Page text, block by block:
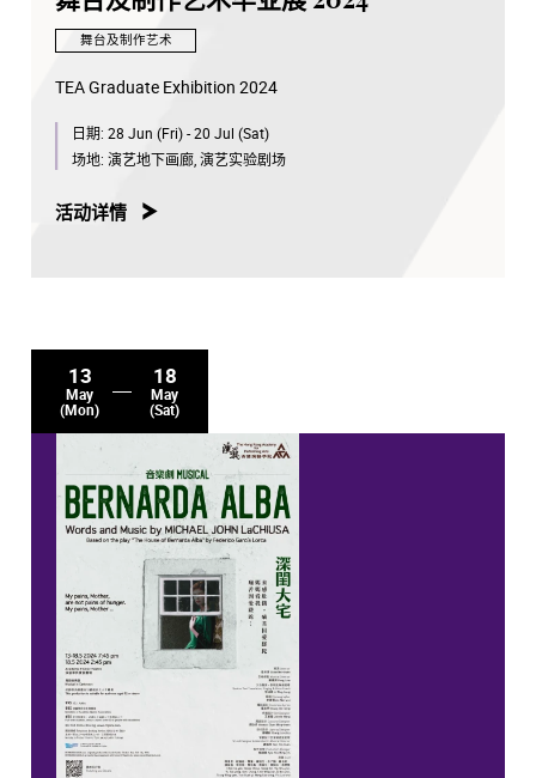
舞台及制作艺术
TEA Graduate Exhibition 2024
日期: 28 Jun (Fri) - 20 Jul (Sat)
场地: 演艺地下画廊, 演艺实验剧场
活动详情
13
May
(Mon)
18
May
(Sat)